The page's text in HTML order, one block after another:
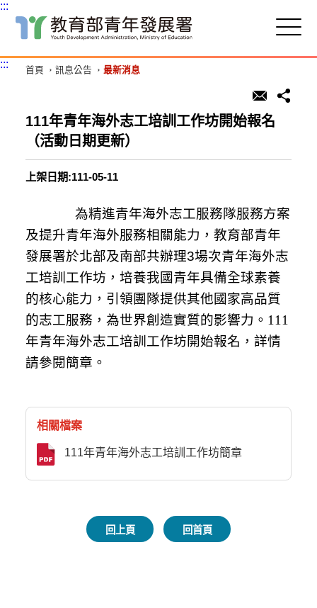
主
要
塊
:::
::: 首頁 訊息公告 最新消息
111年青年海外志工培訓工作坊開始報名
（活動日期更新）
上架日期:111-05-11
為精進青年海外志工服務隊服務方案
及提升青年海外服務相關能力，教育部青年
發展署於北部及南部共辦理3場次青年海外志
工培訓工作坊，培養我國青年具備全球素養
的核心能力，引領團隊提供其他國家高品質
的志工服務，為世界創造實質的影響力。111
年青年海外志工培訓工作坊開始報名，詳情
請參閱簡章。
相關檔案
111年青年海外志工培訓工作坊簡章
回上頁 回首頁